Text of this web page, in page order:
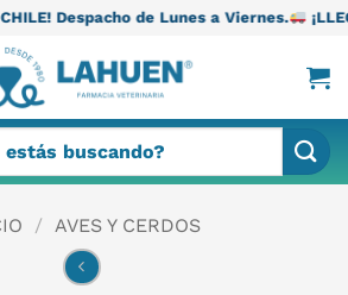
de Lunes a Viernes. ¡LLEGAMOS A
/ AVES Y CERDOS